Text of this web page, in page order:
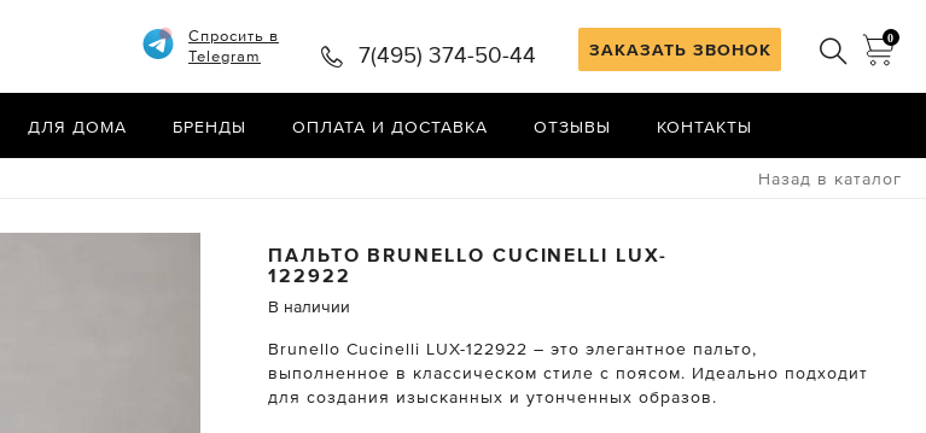
ЗАКАЗАТЬ ЗВОНОК
0
Спросить в
Telegram
7(495) 374-50-44
ДЛЯ ДОМА БРЕНДЫ ОПЛАТА И ДОСТАВКА ОТЗЫВЫ КОНТАКТЫ
Назад в каталог
ПАЛЬТО BRUNELLO CUCINELLI LUX-
122922
В наличии
Brunello Cucinelli LUX-122922 – это элегантное пальто,
выполненное в классическом стиле с поясом. Идеально подходит
для создания изысканных и утонченных образов.